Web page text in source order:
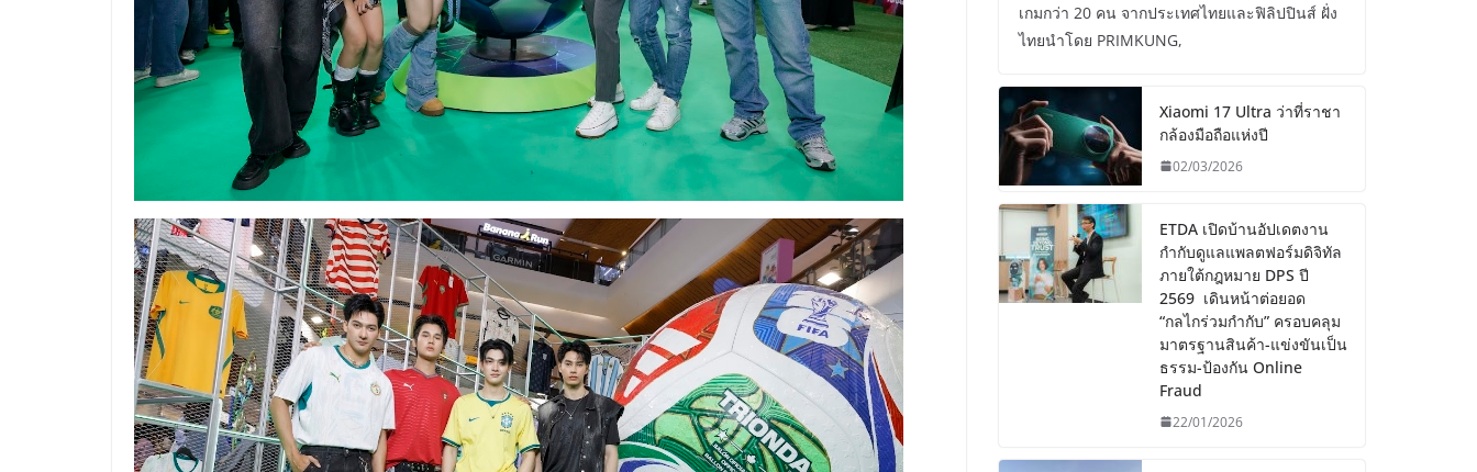
เกมกว่า 20 คน จากประเทศไทยและฟิลิปปินส์ ฝั่ง
ไทยนำโดย PRIMKUNG,
Xiaomi 17 Ultra ว่าที่ราชา
กล้องมือถือแห่งปี
02/03/2026
ETDA เปิดบ้านอัปเดตงาน
กำกับดูแลแพลตฟอร์มดิจิทัล
ภายใต้กฎหมาย DPS ปี
2569 เดินหน้าต่อยอด
“กลไกร่วมกำกับ” ครอบคลุม
มาตรฐานสินค้า-แข่งขันเป็น
ธรรม-ป้องกัน Online
Fraud
22/01/2026